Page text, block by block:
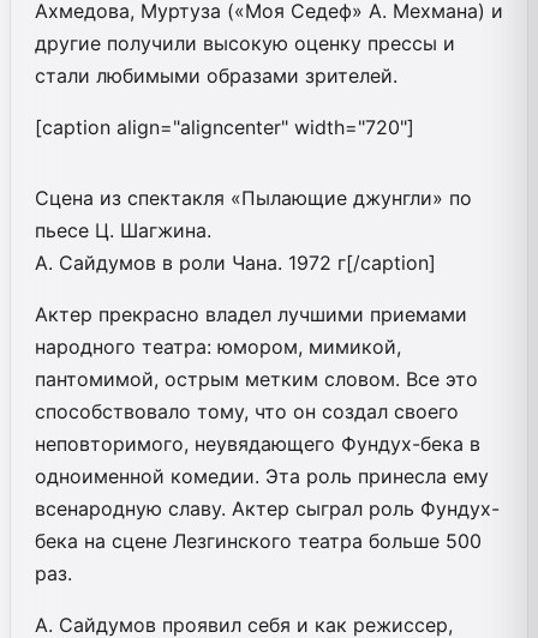
Ахмедова, Муртуза («Моя Седеф» А. Мехмана) и
другие получили высокую оценку прессы и
стали любимыми образами зрителей.
[caption align="aligncenter" width="720"]
Сцена из спектакля «Пылающие джунгли» по
пьесе Ц. Шагжина.
А. Сайдумов в роли Чана. 1972 г[/caption]
Актер прекрасно владел лучшими приемами
народного театра: юмором, мимикой,
пантомимой, острым метким словом. Все это
способствовало тому, что он создал своего
неповторимого, неувядающего Фундух-бека в
одноименной комедии. Эта роль принесла ему
всенародную славу. Актер сыграл роль Фундух-
бека на сцене Лезгинского театра больше 500
раз.
А. Сайдумов проявил себя и как режиссер,